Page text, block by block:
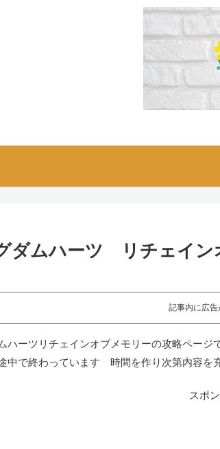
ダムハーツ リチェイン
記事内に広告
ハーツリチェインオブメモリーの攻略ページ
中で終わっています 時間を作り次第内容を
スポ